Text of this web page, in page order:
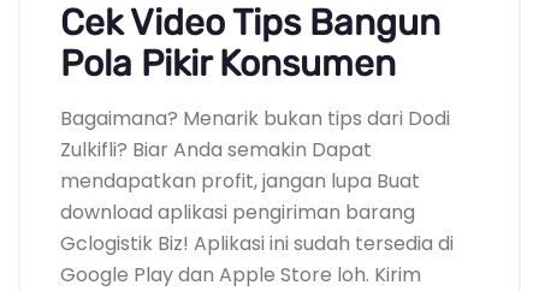
Cek Video Tips Bangun
Pola Pikir Konsumen
Bagaimana? Menarik bukan tips dari Dodi
Zulkifli? Biar Anda semakin Dapat
mendapatkan profit, jangan lupa Buat
download aplikasi pengiriman barang
Gclogistik Biz! Aplikasi ini sudah tersedia di
Google Play dan Apple Store loh. Kirim